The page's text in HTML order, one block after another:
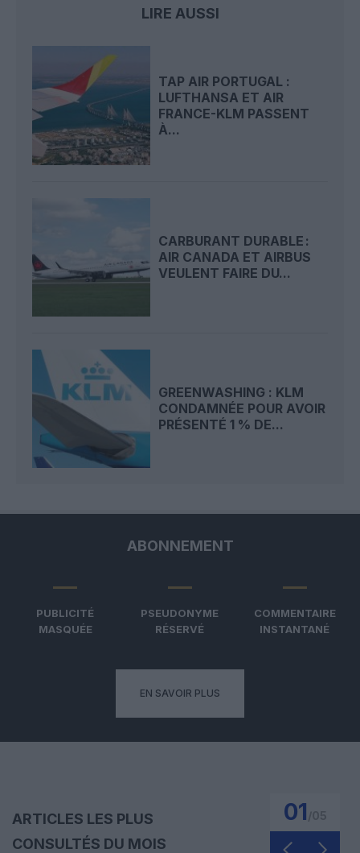
LIRE AUSSI
TAP AIR PORTUGAL :
LUFTHANSA ET AIR
FRANCE-KLM PASSENT
À...
CARBURANT DURABLE :
AIR CANADA ET AIRBUS
VEULENT FAIRE DU...
GREENWASHING : KLM
CONDAMNÉE POUR AVOIR
PRÉSENTÉ 1 % DE...
ABONNEMENT
PUBLICITÉ
MASQUÉE
PSEUDONYME
RÉSERVÉ
COMMENTAIRE
INSTANTANÉ
EN SAVOIR PLUS
ARTICLES LES PLUS
CONSULTÉS DU MOIS
01